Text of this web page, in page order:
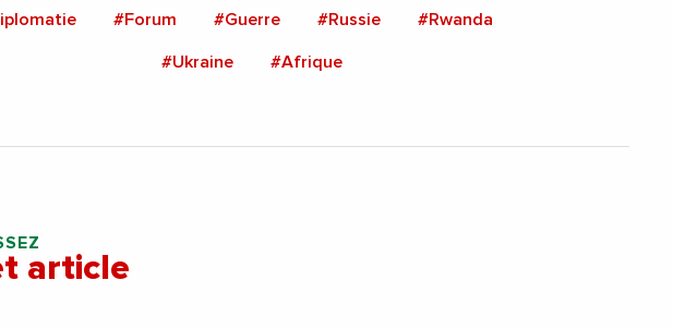
#Forum #Guerre #Russie #Rwanda
#Ukraine #Afrique
article